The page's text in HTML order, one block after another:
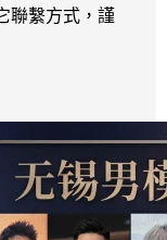
聯繫方式，謹